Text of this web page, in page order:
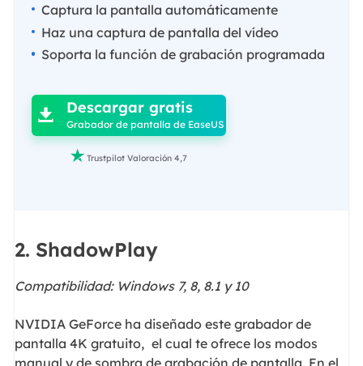
Captura la pantalla automáticamente
Haz una captura de pantalla del vídeo
Soporta la función de grabación programada
 Descargar gratis
Grabador de pantalla de EaseUS
 Trustpilot Valoración 4,7
2. ShadowPlay
Compatibilidad: Windows 7, 8, 8.1 y 10
NVIDIA GeForce ha diseñado este grabador de
pantalla 4K gratuito, el cual te ofrece los modos
manual y de sombra de grabación de pantalla. En el